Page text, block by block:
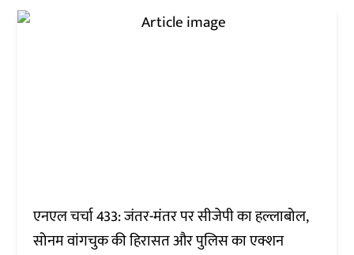
एनएल चर्चा 433: जंतर-मंतर पर सीजेपी का हल्लाबोल,
सोनम वांगचुक की हिरासत और पुलिस का एक्शन